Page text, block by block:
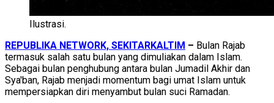
Ilustrasi.
REPUBLIKA NETWORK, SEKITARKALTIM – Bulan Rajab
termasuk salah satu bulan yang dimuliakan dalam Islam.
Sebagai bulan penghubung antara bulan Jumadil Akhir dan
Sya'ban, Rajab menjadi momentum bagi umat Islam untuk
mempersiapkan diri menyambut bulan suci Ramadan.